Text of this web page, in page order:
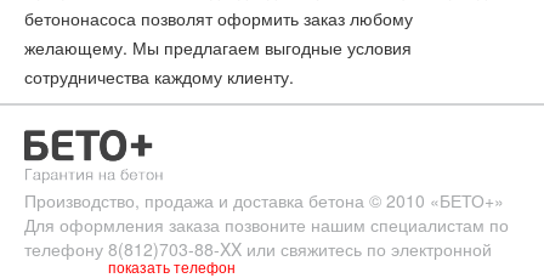
бетононасоса позволят оформить заказ любому
желающему. Мы предлагаем выгодные условия
сотрудничества каждому клиенту.
Производство, продажа и доставка бетона © 2010 «БЕТО+»
Для оформления заказа позвоните нашим специалистам по
телефону 8(812)703-88-XX
показать телефон
или свяжитесь по электронной